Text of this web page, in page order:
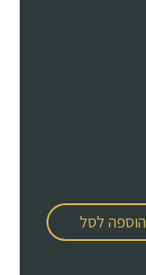
הוספה לסל